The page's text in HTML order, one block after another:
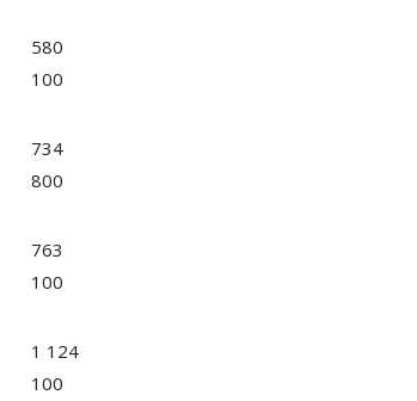
580
100
734
800
763
100
1 124
100